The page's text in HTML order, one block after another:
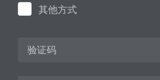
其他方式